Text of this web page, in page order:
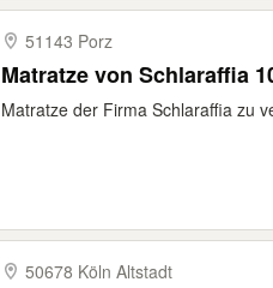
51143 Porz
Matratze von Schlaraffia
Matratze der Firma Schlaraffia zu
50678 Köln Altstadt